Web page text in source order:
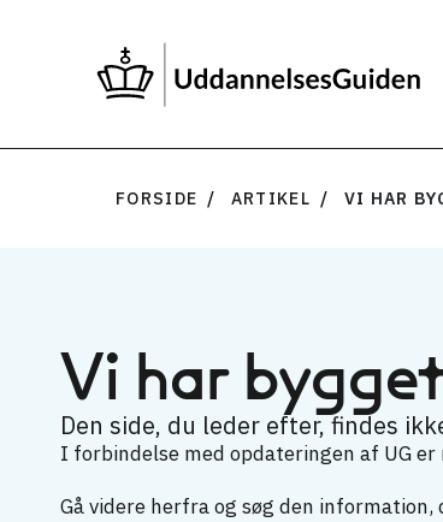
FORSIDE ARTIKEL VI HAR
Vi har
Den side, du leder efter, findes
I forbindelse med opdateringen af UG
Gå videre herfra og søg den